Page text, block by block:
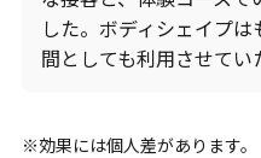
した。ボディシェイプ
間としても利用させてい
効果には個人差があります。